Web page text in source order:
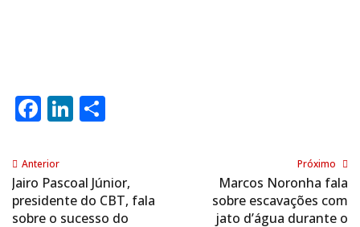
Facebook
LinkedIn
Anterior
Jairo Pascoal Júnior,
presidente do CBT, fala
sobre o sucesso do
Próximo
Marcos Noronha fala
sobre escavações com
jato d’água durante o